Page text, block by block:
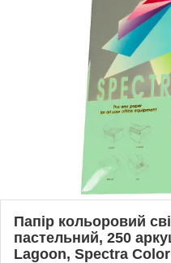
Папір кольоровий
пастельний, 250
Lagoon, Spectra Color